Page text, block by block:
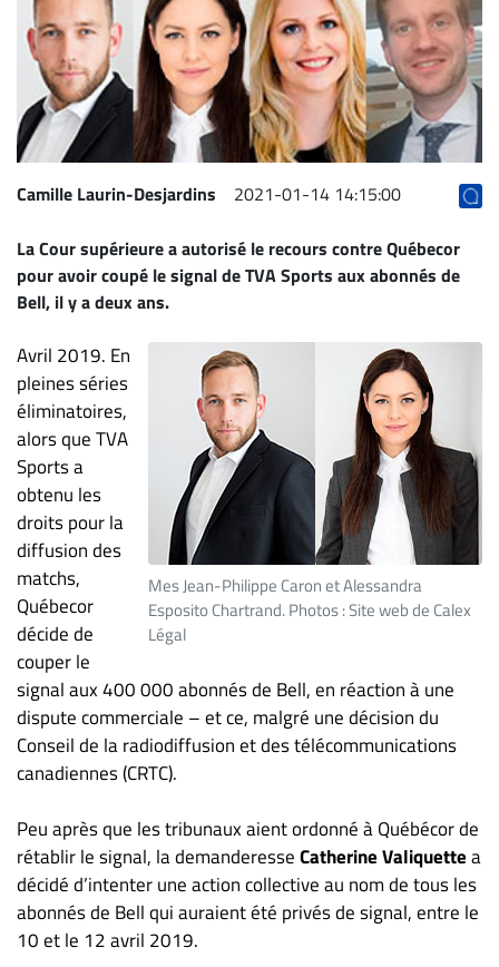
Archives
CARRIÈRE
ET
EMPLOIS
AVOCATS
JURISTES
Offres
d'emploi
Formation
Continue
Métiers
Scoop?
CABINETS
ET
ENTREPRISES
Espace
entreprises
Page
entreprises
Publier
un
emploi
Solutions de
recrutements
TROUVEZ-
NOUS
Camille Laurin-Desjardins 2021-01-14 14:15:00
La Cour supérieure a autorisé le recours contre Québecor
pour avoir coupé le signal de TVA Sports aux abonnés de
Bell, il y a deux ans.
Mes Jean-Philippe Caron et Alessandra
Esposito Chartrand. Photos : Site web de Calex
Légal
Avril 2019. En
pleines séries
éliminatoires,
alors que TVA
Sports a
obtenu les
droits pour la
diffusion des
matchs,
Québecor
décide de
couper le
signal aux 400 000 abonnés de Bell, en réaction à une
dispute commerciale – et ce, malgré une décision du
Conseil de la radiodiffusion et des télécommunications
canadiennes (CRTC).
Peu après que les tribunaux aient ordonné à Québécor de
rétablir le signal, la demanderesseCatherine Valiquettea
décidé d’intenter une action collective au nom de tous les
abonnés de Bell qui auraient été privés de signal, entre le
10 et le 12 avril 2019.